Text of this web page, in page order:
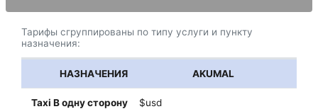
Тарифы сгруппированы по типу услуги и пункту
назначения:
AKUMAL
$usd